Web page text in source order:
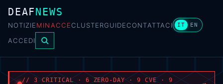
DEAFNEWS
NOTIZIEMINACCECLUSTERGUIDECONTATTACI IT EN
ACCEDI
// 3 CRITICAL · 6 ZERO-DAY · 9 CVE · 9